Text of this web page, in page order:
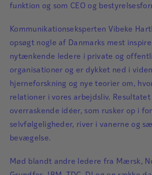
funktion og som CEO og
Kommunikationseksperten Vibeke
opsøgt nogle af Danmarks mest
nytænkende ledere i private og
organisationer og er dykket ned i
hjerneforskning og nye teorier om,
relationer i vores arbejdsliv.
overraskende idéer, som rusker op i
selvfølgeligheder, river i vanerne og
bevægelse.
Mød blandt andre ledere fra Mærsk,